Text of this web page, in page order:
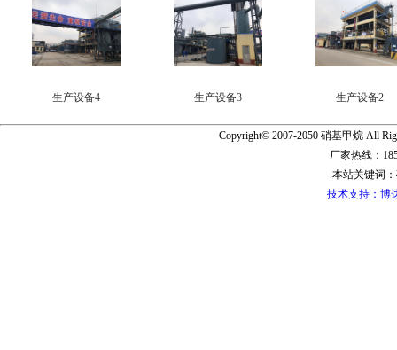
生产设备4 生产设备3 生产设备2
Copyright© 2007-2050 硝基甲烷 All
厂家热线：
本站关键词
技术支持：博